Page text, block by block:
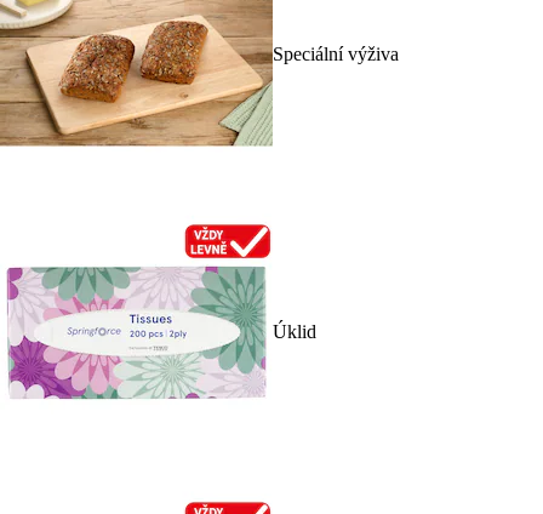
Speciální výživa
Úklid